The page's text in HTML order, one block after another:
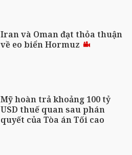
Iran và Oman đạt thỏa thuận
về eo biển Hormuz
Mỹ hoàn trả khoảng 100 tỷ
USD thuế quan sau phán
quyết của Tòa án Tối cao